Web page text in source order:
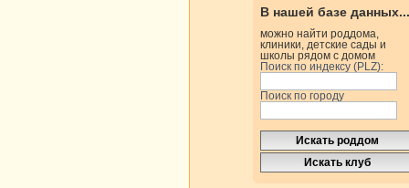
В нашей базе данных...
можно найти роддома,
клиники, детские сады и
школы рядом с домом
Поиск по индексу (PLZ):
Поиск по городу